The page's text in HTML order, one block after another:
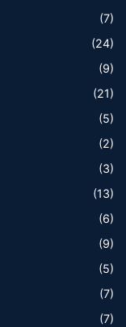
(7)
(24)
(9)
(21)
(5)
(2)
(3)
(13)
(6)
(9)
(5)
(7)
(7)